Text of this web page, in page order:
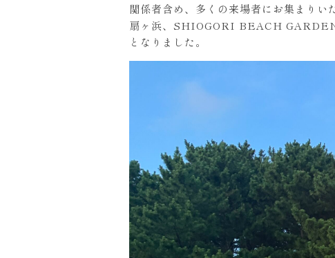
関係者含め、多くの来場者にお集まりい
扇ヶ浜、SHIOGORI BEACH
となりました。